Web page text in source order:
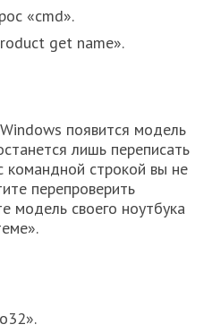
«cmd».
get name».
появится модель
лишь переписать
командной строкой вы не
перепроверить
модель своего ноутбука